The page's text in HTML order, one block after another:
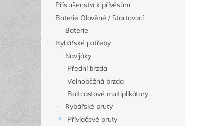
Příslušenství k přívěsům
Baterie Olověné / Startovací
Baterie
Rybářské potřeby
Navijáky
Přední brzda
Volnoběžná brzda
Baitcastové multiplikátory
Rybářské pruty
Přívlačové pruty